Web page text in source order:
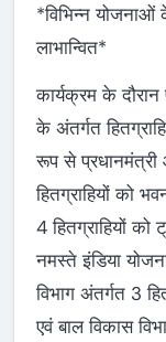
*विभिन्न योजनाओं
लाभान्वित*
कार्यक्रम के दौरान
के अंतर्गत
रूप से प्रधानमंत्री
हितग्राहियों को
4 हितग्राहियों को
नमस्ते इंडिया
विभाग अंतर्गत 3
एवं बाल विकास